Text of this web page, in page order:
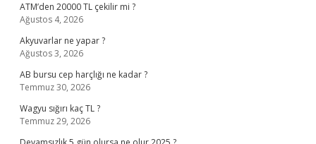
ATM’den 20000 TL çekilir mi ?
Ağustos 4, 2026
Akyuvarlar ne yapar ?
Ağustos 3, 2026
AB bursu cep harçlığı ne kadar ?
Temmuz 30, 2026
Wagyu sığırı kaç TL ?
Temmuz 29, 2026